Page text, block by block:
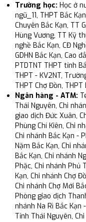
Trường học: Học ở
ngũ_11, THPT Bắc
Chuyên Bắc Kạn, TT
Hùng Vương, TT Kỹ
nghề Bắc Kạn, CĐ
GDHN Bắc Kạn, Cao
PTDTNT THPT tỉnh
THPT - KV2NT,
THPT Chợ Đồn, THPT
Ngân hàng - ATM:
Thái Nguyên, Chi
giao dịch Đức Xuân,
Phùng Chí Kiên, Chi
Chi nhánh Bắc Kạn -
Nặm Bắc Kạn, Chi
Bắc Kạn, Chi nhánh
Phặc, Chi nhánh Phủ
Kạn, Chi nhánh Chợ
Chi nhánh Chợ Mới
Phòng giao dịch
nhánh Na Rì Bắc Kạn
Tỉnh Thái Nguyên,